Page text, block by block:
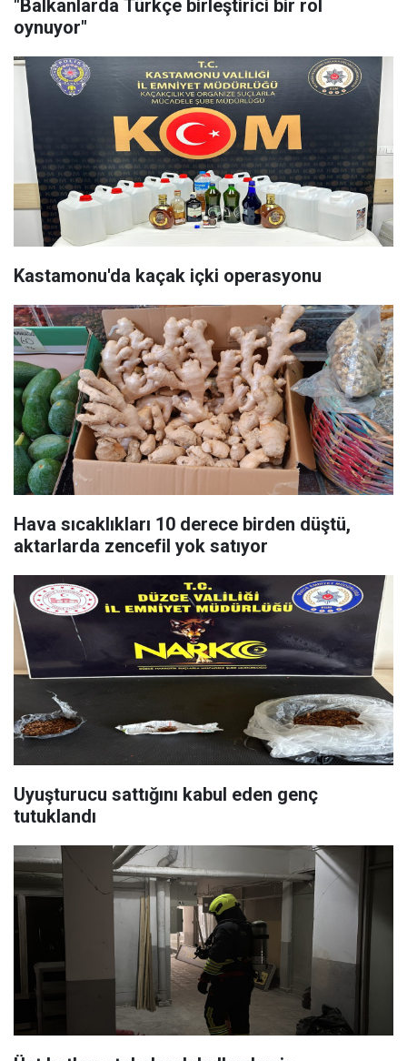
"Balkanlarda Türkçe birleştirici bir rol
oynuyor"
Kastamonu'da kaçak içki operasyonu
Hava sıcaklıkları 10 derece birden düştü,
aktarlarda zencefil yok satıyor
Uyuşturucu sattığını kabul eden genç
tutuklandı